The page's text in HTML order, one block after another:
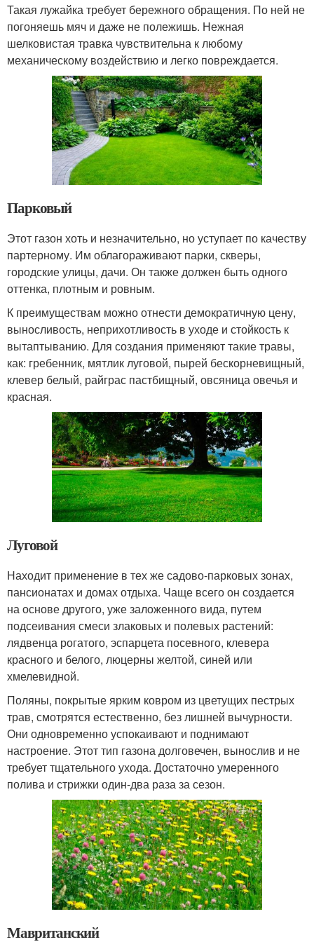
Такая лужайка требует бережного обращения. По ней не
погоняешь мяч и даже не полежишь. Нежная
шелковистая травка чувствительна к любому
механическому воздействию и легко повреждается.
Парковый
Этот газон хоть и незначительно, но уступает по качеству
партерному. Им облагораживают парки, скверы,
городские улицы, дачи. Он также должен быть одного
оттенка, плотным и ровным.
К преимуществам можно отнести демократичную цену,
выносливость, неприхотливость в уходе и стойкость к
вытаптыванию. Для создания применяют такие травы,
как: гребенник, мятлик луговой, пырей бескорневищный,
клевер белый, райграс пастбищный, овсяница овечья и
красная.
Луговой
Находит применение в тех же садово-парковых зонах,
пансионатах и домах отдыха. Чаще всего он создается
на основе другого, уже заложенного вида, путем
подсеивания смеси злаковых и полевых растений:
лядвенца рогатого, эспарцета посевного, клевера
красного и белого, люцерны желтой, синей или
хмелевидной.
Поляны, покрытые ярким ковром из цветущих пестрых
трав, смотрятся естественно, без лишней вычурности.
Они одновременно успокаивают и поднимают
настроение. Этот тип газона долговечен, вынослив и не
требует тщательного ухода. Достаточно умеренного
полива и стрижки один-два раза за сезон.
Мавританский